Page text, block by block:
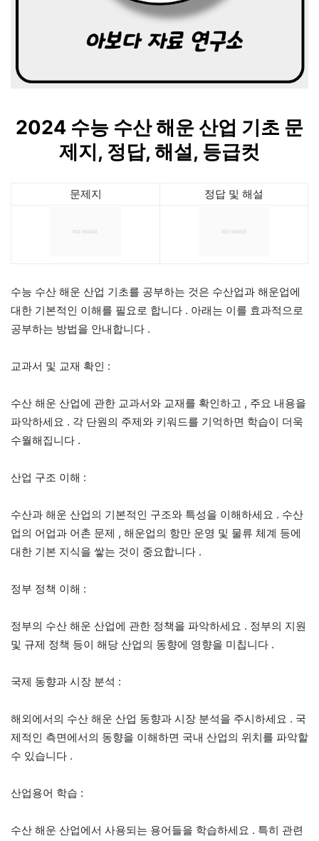
2024 수능 수산 해운 산업 기초 문
제지, 정답, 해설, 등급컷
문제지 정답 및 해설
수능 수산 해운 산업 기초를 공부하는 것은 수산업과 해운업에
대한 기본적인 이해를 필요로 합니다 . 아래는 이를 효과적으로
공부하는 방법을 안내합니다 .
교과서 및 교재 확인 :
수산 해운 산업에 관한 교과서와 교재를 확인하고 , 주요 내용을
파악하세요 . 각 단원의 주제와 키워드를 기억하면 학습이 더욱
수월해집니다 .
산업 구조 이해 :
수산과 해운 산업의 기본적인 구조와 특성을 이해하세요 . 수산
업의 어업과 어촌 문제 , 해운업의 항만 운영 및 물류 체계 등에
대한 기본 지식을 쌓는 것이 중요합니다 .
정부 정책 이해 :
정부의 수산 해운 산업에 관한 정책을 파악하세요 . 정부의 지원
및 규제 정책 등이 해당 산업의 동향에 영향을 미칩니다 .
국제 동향과 시장 분석 :
해외에서의 수산 해운 산업 동향과 시장 분석을 주시하세요 . 국
제적인 측면에서의 동향을 이해하면 국내 산업의 위치를 파악할
수 있습니다 .
산업용어 학습 :
수산 해운 산업에서 사용되는 용어들을 학습하세요 . 특히 관련